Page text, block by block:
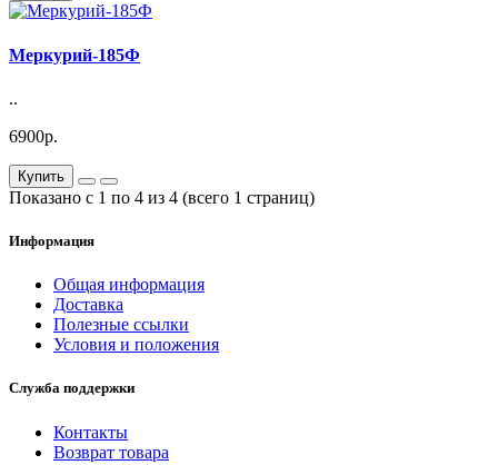
Меркурий-185Ф
..
6900р.
Купить
Показано с 1 по 4 из 4 (всего 1 страниц)
Информация
Общая информация
Доставка
Полезные ссылки
Условия и положения
Служба поддержки
Контакты
Возврат товара